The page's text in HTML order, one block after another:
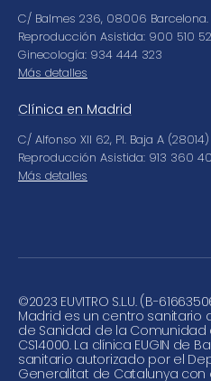
C/ Balmes 236, 08006 Barcelona.
Reproducción Asistida: 900 510
Ginecología: 934 444 323
Más detalles
Clínica en Madrid
C/ Alfonso XII 62, Pl. Baja A
Reproducción Asistida: 913 360
Más detalles
©2023 EUVITRO S.L.U. (B-
Madrid es un centro sanitario
de Sanidad de la
CS14000. La clínica EUGIN de
sanitario autorizado por el
Generalitat de Catalunya con